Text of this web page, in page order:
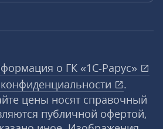
о ГК «1С‑Рарус»
.
цены носят справочный
публичной офертой,